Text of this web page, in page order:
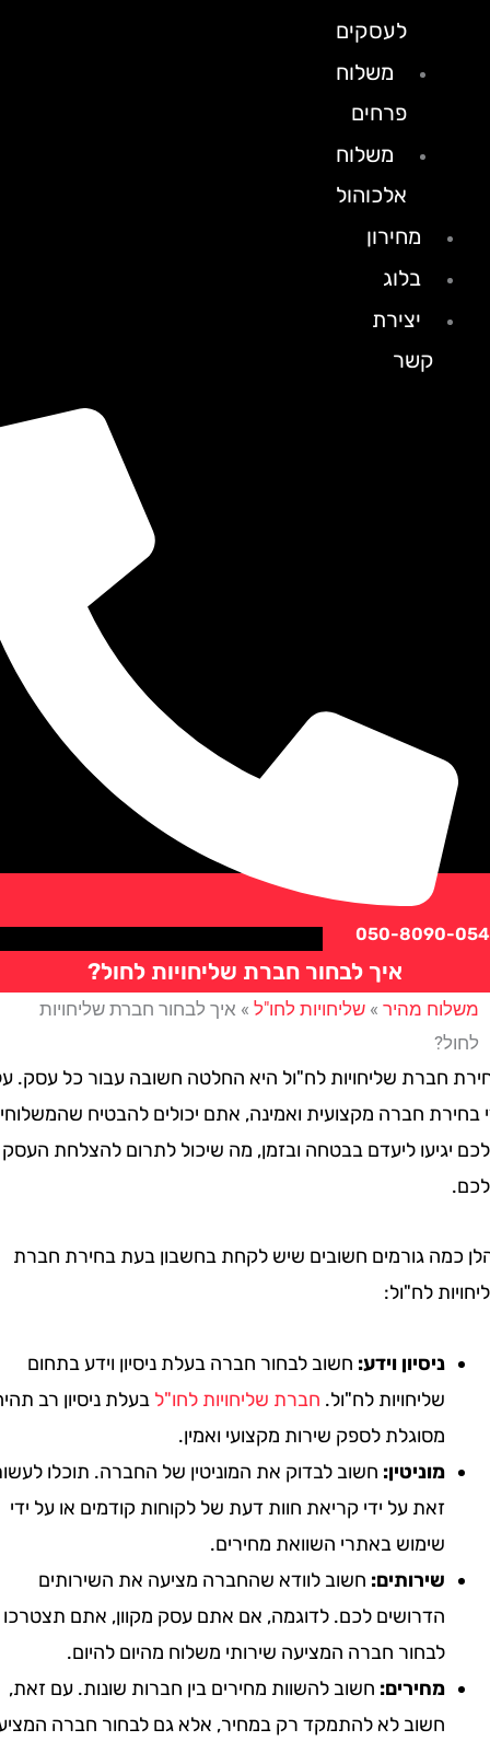
לעסקים
משלוח
פרחים
משלוח
אלכוהול
מחירון
בלוג
יצירת
קשר
050-
איך לבחור חברת שליחויות לחול?
מהיר »שליחויות לחו"ל»איך לבחור חברת שליחויות
שליחויות לח"ול היא החלטה חשובה עבור כל עסק. על
חברה מקצועית ואמינה, אתם יכולים להבטיח שהמשלוחים
ליעדם בבטחה ובזמן, מה שיכול לתרום להצלחת העסק
גורמים חשובים שיש לקחת בחשבון בעת בחירת חברת
לח"ול:
ניסיון וידע:חשוב לבחור חברה בעלת ניסיון וידע בתחום
שליחויות לח"ול.חברת שליחויות לחו"לבעלת ניסיון רב תהיה
מסוגלת לספק שירות מקצועי ואמין.
מוניטין:חשוב לבדוק את המוניטין של החברה. תוכלו לעשות
זאת על ידי קריאת חוות דעת של לקוחות קודמים או על ידי
שימוש באתרי השוואת מחירים.
שירותים:חשוב לוודא שהחברה מציעה את השירותים
הדרושים לכם. לדוגמה, אם אתם עסק מקוון, אתם תצטרכו
לבחור חברה המציעה שירותי משלוח מהיום להיום.
מחירים:חשוב להשוות מחירים בין חברות שונות. עם זאת,
חשוב לא להתמקד רק במחיר, אלא גם לבחור חברה המציעה